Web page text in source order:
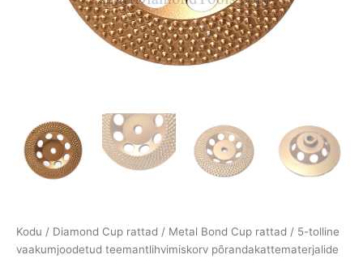
Kodu / Diamond Cup rattad / Metal Bond Cup rattad / 5-tolline
vaakumjoodetud teemantlihvimiskorv põrandakattematerjalide